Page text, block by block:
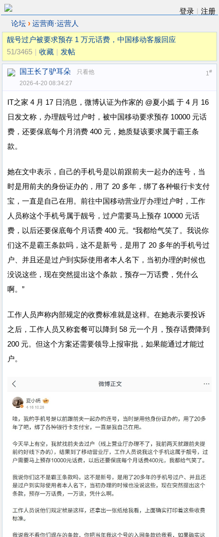
登录
注册
论坛 › 运营商·运营人
靓号过户被要求预存 1 万元话费，中国移动客服回应
51/3465
收藏 发帖
1#
国王长了驴耳朵
只看他
2026-4-20 08:34:27
IT之家 4 月 17 日消息，微博认证为作家的 @夏小嫣 于 4 月 16
日发文称，办理靓号过户时，被中国移动要求预存 10000 元话
费，还要保底每个月消费 400 元，她质疑该要求属于霸王条
款。
她在文中表示，自己的手机号是以前跟前夫一起办的连号，当
时是用前夫的身份证办的，用了 20 多年，绑了各种银行卡支付
宝，一直是自己在用。前往中国移动营业厅办理过户时，工作
人员称这个手机号属于靓号，过户需要马上预存 10000 元话
费，以后还要保底每个月话费 400 元。“我都给气笑了。我说你
们这不是霸王条款吗，这不是新号，是用了 20 多年的手机号过
户、并且还是过户到实际使用者本人名下，当初办理的时候也
没说这些，现在突然提出这个条款，预存一万话费，凭什么
啊。”
工作人员声称内部规定的收费标准就是这样。在她表示要投诉
之后，工作人员又称套餐可以降到 58 元一个月，预存话费降到
200 元。但这个方案还需要领导上报审批，如果能通过才能过
户。